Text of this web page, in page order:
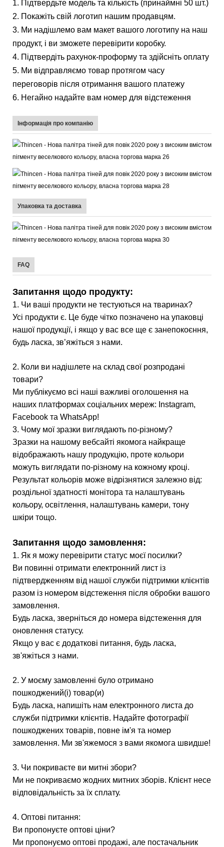
1. Підтвердьте модель та кількість (принаймні 50 шт.)
2. Покажіть свій логотип нашим продавцям.
3. Ми надішлемо вам макет вашого логотипу на наш
продукт, і ви зможете перевірити коробку.
4. Підтвердіть рахунок-проформу та здійсніть оплату
5. Ми відправляємо товар протягом часу
переговорів після отримання вашого платежу
6. Негайно надайте вам номер для відстеження
Інформація про компанію
Упаковка та доставка
FAQ
Запитання щодо продукту:
1. Чи ваші продукти не тестуються на тваринах?
Усі продукти є. Це буде чітко позначено на упаковці
нашої продукції, і якщо у вас все ще є занепокоєння,
будь ласка, зв’яжіться з нами.
2. Коли ви надішлете на склад свої розпродані
товари?
Ми публікуємо всі наші важливі оголошення на
наших платформах соціальних мереж: Instagram,
Facebook та WhatsApp!
3. Чому мої зразки виглядають по-різному?
Зразки на нашому вебсайті якомога найкраще
відображають нашу продукцію, проте кольори
можуть виглядати по-різному на кожному кроці.
Результат кольорів може відрізнятися залежно від:
роздільної здатності монітора та налаштувань
кольору, освітлення, налаштувань камери, тону
шкіри тощо.
Запитання щодо замовлення:
1. Як я можу перевірити статус моєї посилки?
Ви повинні отримати електронний лист із
підтвердженням від нашої служби підтримки клієнтів
разом із номером відстеження після обробки вашого
замовлення.
Будь ласка, зверніться до номера відстеження для
оновлення статусу.
Якщо у вас є додаткові питання, будь ласка,
зв'яжіться з нами.
2. У моєму замовленні було отримано
пошкоджений(і) товар(и)
Будь ласка, напишіть нам електронного листа до
служби підтримки клієнтів. Надайте фотографії
пошкоджених товарів, повне ім'я та номер
замовлення. Ми зв'яжемося з вами якомога швидше!
3. Чи покриваєте ви митні збори?
Ми не покриваємо жодних митних зборів. Клієнт несе
відповідальність за їх сплату.
4. Оптові питання:
Ви пропонуєте оптові ціни?
Ми пропонуємо оптові продажі, але постачальник